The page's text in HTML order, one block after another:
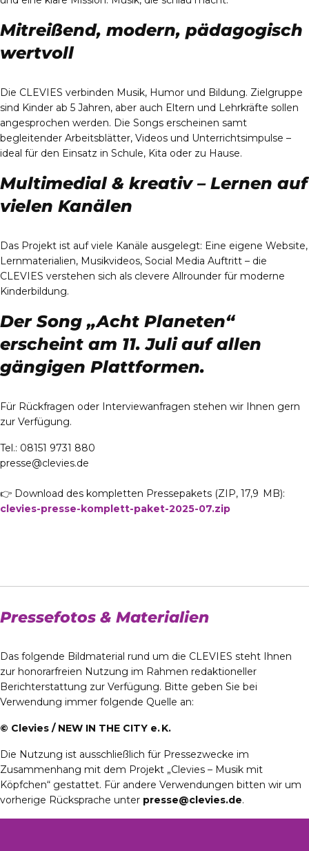
Mitreißend, modern, pädagogisch
wertvoll
Die CLEVIES verbinden Musik, Humor und Bildung. Zielgruppe
sind Kinder ab 5 Jahren, aber auch Eltern und Lehrkräfte sollen
angesprochen werden. Die Songs erscheinen samt
begleitender Arbeitsblätter, Videos und Unterrichtsimpulse –
ideal für den Einsatz in Schule, Kita oder zu Hause.
Multimedial & kreativ – Lernen auf
vielen Kanälen
Das Projekt ist auf viele Kanäle ausgelegt: Eine eigene Website,
Lernmaterialien, Musikvideos, Social Media Auftritt – die
CLEVIES verstehen sich als clevere Allrounder für moderne
Kinderbildung.
Der Song „Acht Planeten“
erscheint am 11. Juli auf allen
gängigen Plattformen.
Für Rückfragen oder Interviewanfragen stehen wir Ihnen gern
zur Verfügung.
Tel.: 08151 9731 880
presse@clevies.de
👉 Download des kompletten Pressepakets (ZIP, 17,9 MB):
clevies-presse-komplett-paket-2025-07.zip
Pressefotos & Materialien
Das folgende Bildmaterial rund um die CLEVIES steht Ihnen
zur honorarfreien Nutzung im Rahmen redaktioneller
Berichterstattung zur Verfügung. Bitte geben Sie bei
Verwendung immer folgende Quelle an:
© Clevies / NEW IN THE CITY e. K.
Die Nutzung ist ausschließlich für Pressezwecke im
Zusammenhang mit dem Projekt „Clevies – Musik mit
Köpfchen“ gestattet. Für andere Verwendungen bitten wir um
vorherige Rücksprache unter presse@clevies.de.